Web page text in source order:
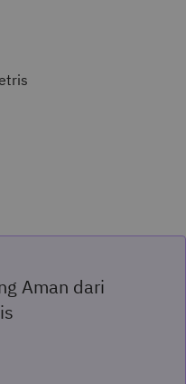
Aman dari